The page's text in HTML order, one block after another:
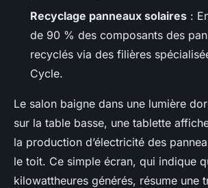
Recyclage panneaux solaires :
de 90 % des composants des
recyclés via des filières
Cycle.
Le salon baigne dans une lumière
sur la table basse, une tablette
la production d’électricité des
le toit. Ce simple écran, qui indique
kilowattheures générés, résume une